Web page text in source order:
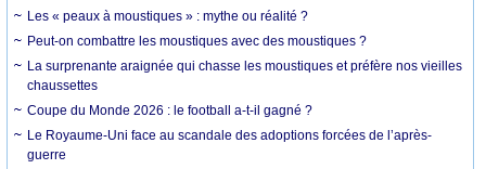
Les « peaux à moustiques » : mythe ou réalité ?
Peut-on combattre les moustiques avec des moustiques ?
La surprenante araignée qui chasse les moustiques et préfère nos vieilles
chaussettes
Coupe du Monde 2026 : le football a-t-il gagné ?
Le Royaume-Uni face au scandale des adoptions forcées de l’après-
guerre